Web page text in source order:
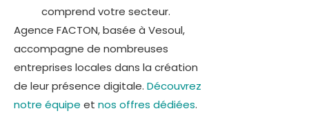
comprend votre secteur.
Agence FACTON, basée à Vesoul,
accompagne de nombreuses
entreprises locales dans la création
de leur présence digitale. Découvrez
notre équipe et nos offres dédiées.